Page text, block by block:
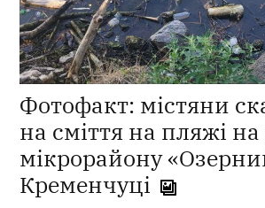
Фотофакт: містяни
на сміття на пляжі на
мікрорайону
Кременчуці